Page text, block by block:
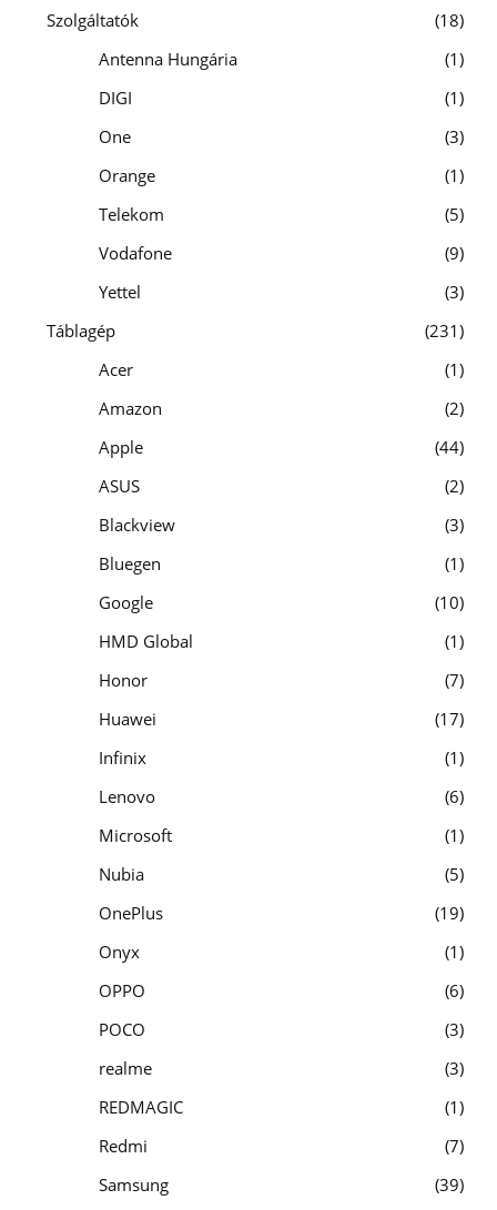
Szolgáltatók
18
Antenna Hungária
1
DIGI
1
One
3
Orange
1
Telekom
5
Vodafone
9
Yettel
3
Táblagép
231
Acer
1
Amazon
2
Apple
44
ASUS
2
Blackview
3
Bluegen
1
Google
10
HMD Global
1
Honor
7
Huawei
17
Infinix
1
Lenovo
6
Microsoft
1
Nubia
5
OnePlus
19
Onyx
1
OPPO
6
POCO
3
realme
3
REDMAGIC
1
Redmi
7
Samsung
39